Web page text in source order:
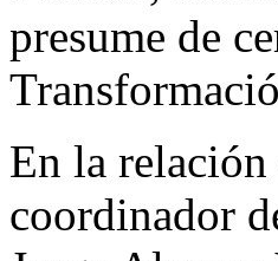
presume de
En la relación
coordinador